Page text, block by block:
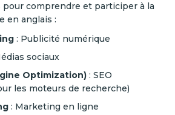
pour comprendre et participer à la
en anglais :
: Publicité numérique
sociaux
Optimization) : SEO
les moteurs de recherche)
: Marketing en ligne